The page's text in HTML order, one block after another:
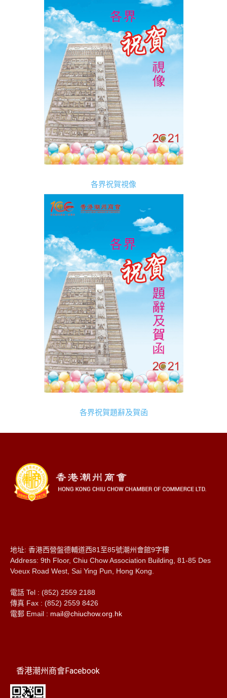
各界祝賀視像
各界祝賀題辭及賀函
地址: 香港西營盤德輔道西81至85號潮州會館9字樓
Address: 9th Floor, Chiu Chow Association Building, 81-85 Des
Voeux Road West, Sai Ying Pun, Hong Kong.
電話 Tel : (852) 2559 2188
傳真 Fax : (852) 2559 8426
電郵 Email : mail@chiuchow.org.hk
香港潮州商會Facebook